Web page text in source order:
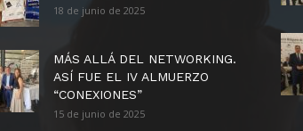
18 de junio de 2025
MÁS ALLÁ DEL NETWORKING.
ASÍ FUE EL IV ALMUERZO
“CONEXIONES”
15 de junio de 2025